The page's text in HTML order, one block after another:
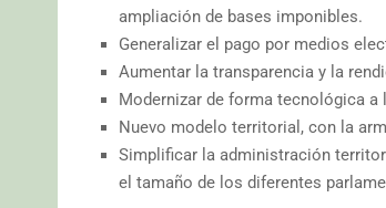
ampliación de bases imponibles.
Generalizar el pago por medios
Aumentar la transparencia y la
Modernizar de forma tecnológica a
Nuevo modelo territorial, con la
Simplificar la administración
el tamaño de los diferentes